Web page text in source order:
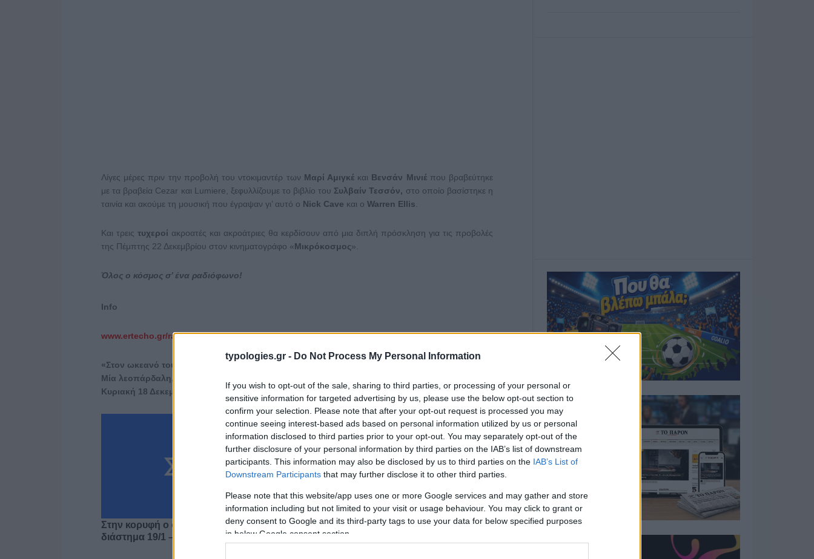
typologies.gr - Do Not Process My Personal Information
If you wish to opt-out of the sale, sharing to third parties, or processing of your personal or
sensitive information for targeted advertising by us, please use the below opt-out section to
confirm your selection. Please note that after your opt-out request is processed you may
continue seeing interest-based ads based on personal information utilized by us or personal
information disclosed to third parties prior to your opt-out. You may separately opt-out of the
further disclosure of your personal information by third parties on the IAB’s list of downstream
participants. This information may also be disclosed by us to third parties on the IAB’s List of
Downstream Participants that may further disclose it to other third parties.
Please note that this website/app uses one or more Google services and may gather and store
information including but not limited to your visit or usage behaviour. You may click to grant or
deny consent to Google and its third-party tags to use your data for below specified purposes
in below Google consent section.
Λίγες μέρες πριν την προβολή του ντοκιμαντέρ των Μαρί Αμιγκέκαι Βενσάν Μινιέπου βραβεύτηκε
με τα βραβεία Cezar και Lumiere, ξεφυλλίζουμε το βιβλίο του Συλβαίν Τεσσόν, στο οποίο βασίστηκε η
ταινία και ακούμε τη μουσική που έγραψαν γι’ αυτό ο Nick Cave και ο Warren Ellis
Και τρεις τυχεροί ακροατές και ακροάτριες θα κερδίσουν από μια διπλή πρόσκληση για τις προβολές
της Πέμπτης 22 Δεκεμβρίου στον κινηματογράφο «Μικρόκοσμος».
Όλος ο κόσμος σ’ ένα ραδιόφωνο!
Info
www.ertecho.gr/radio/kosmos/
«Στον ωκεανό του ήχου» – Με τη Θάλεια Καραμολέγκου
Μία λεοπάρδαλη, μία ταινία και
Κυριακή 18 Δεκεμβρίου 2022, ώρα 20:00-22:00
Στην κορυφή ο όμιλος ΣΚΑΪ και το
διάστημα 19/1 – 15/3/2026
Ετήσιες ακροαματικότητες: Πρώτος ο